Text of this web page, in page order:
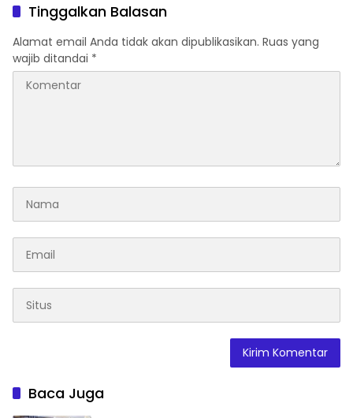
Tinggalkan Balasan
Alamat email Anda tidak akan dipublikasikan. Ruas yang
wajib ditandai *
Baca Juga